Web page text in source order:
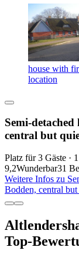
house with
location
Semi-
central but
Platz für 3 Gäste ·
9,2Wunderbar31
Weitere Infos zu
Bodden, central
Top-